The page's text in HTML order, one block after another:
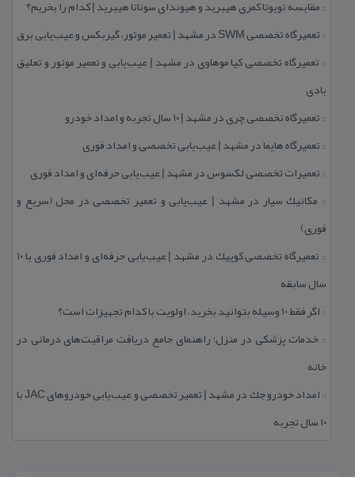
:: مقایسه تویوتا كمری هیبرید و هیوندای سوناتا هیبرید | كدام را بخریم؟
:: تعمیرگاه تخصصی SWM در مشهد | تعمیر موتور، گیربكس و عیب‌یابی برق
:: تعمیرگاه تخصصی كیا موهاوی در مشهد | عیب‌یابی و تعمیر موتور و تعلیق
بادی
:: تعمیرگاه تخصصی چری در مشهد | ۱۰ سال تجربه و امداد خودرو
:: تعمیرگاه هایما در مشهد | عیب‌یابی تخصصی و امداد فوری
:: تعمیرات تخصصی لكسوس در مشهد | عیب‌یابی حرفه‌ای و امداد فوری
:: مكانیك سیار در مشهد | عیب‌یابی و تعمیر تخصصی در محل (سریع و
فوری)
::
تعمیرگاه تخصصی كوییك در مشهد | عیب‌یابی حرفه‌ای و امداد فوری با ۱۰
سال سابقه
:: اگر فقط 10 وسیله بتوانید بخرید، اولویت با كدام تجهیزات است؟
:: خدمات پزشكی در منزل؛ راهنمای جامع دریافت مراقبت‌های درمانی در
خانه
::
امداد خودرو جك در مشهد | تعمیر تخصصی و عیب‌یابی خودروهای JAC با
۱۰ سال تجربه